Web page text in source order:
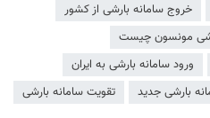
خروج سامانه بارشی از کشور
مونسون چیست
ورود سامانه بارشی به ایران
بارشی جدید تقویت سامانه بارشی